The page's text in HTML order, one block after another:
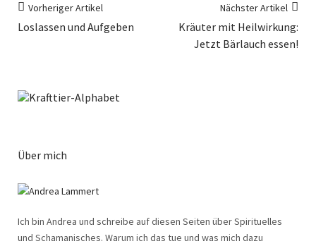
Vorheriger Artikel
Loslassen und Aufgeben
Nächster Artikel
Kräuter mit Heilwirkung:
Jetzt Bärlauch essen!
Über mich
Ich bin Andrea und schreibe auf diesen Seiten über Spirituelles
und Schamanisches. Warum ich das tue und was mich dazu